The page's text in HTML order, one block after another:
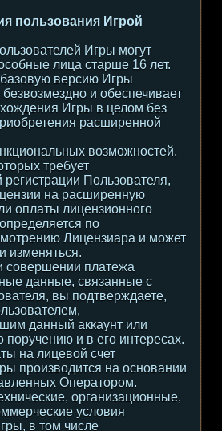
пользования Игрой
Игры могут
лица старше 16 лет.
версию Игры
и обеспечивает
Игры в целом без
расширенной
возможностей,
требует
регистрации Пользователя,
на расширенную
оплаты лицензионного
по
Лицензиара и может
изменяться.
совершении платежа
данные, связанные с
вы подтверждаете,
данный аккаунт или
поручению и в его интересах.
на лицевой счет
производится на основании
Оператором.
организационные,
условия
в том числе